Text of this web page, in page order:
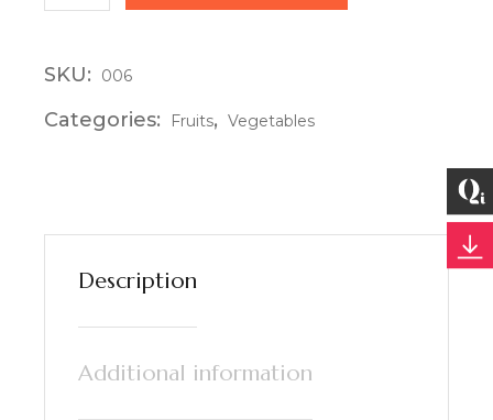
SKU: 006
Categories: Fruits, Vegetables
Description
Additional information